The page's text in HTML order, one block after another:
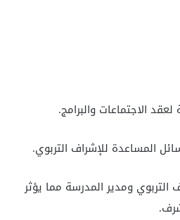
التربوي ومدير المدرسة مما يؤثر